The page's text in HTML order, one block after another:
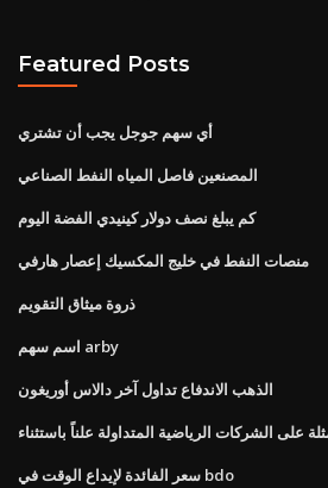
Featured Posts
أي سهم جوجل يجب أن تشتري
المصنعين فاصل المياه النفط الصناعي
كم يبلغ نصف دولار كينيدي الفضة اليوم
منصات النفط في خليج المكسيك إعصار هارفي
ذروة ميثاق التقويم
اسم سهم arby
الذهب الاندفاع تداول آخر دالاس أوريغون
على الشركات الرياضية المتداولة علناً باستثناء
سعر الفائدة لإيداع الوقت في bdo